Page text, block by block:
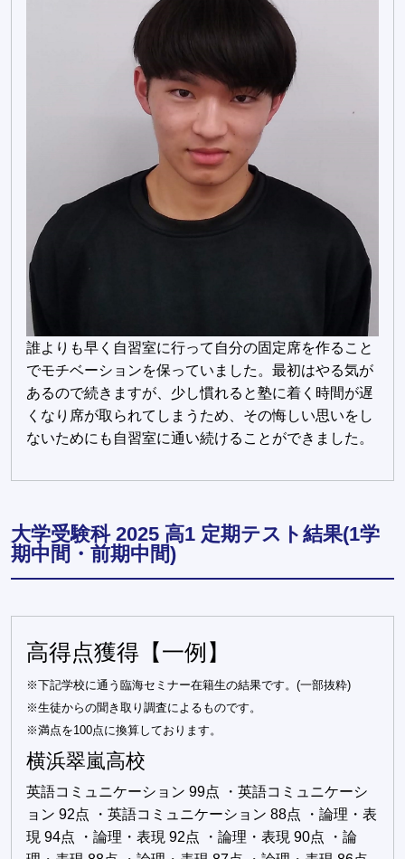
誰よりも早く自習室に行って自分の固定席を作ること
でモチベーションを保っていました。最初はやる気が
あるので続きますが、少し慣れると塾に着く時間が遅
くなり席が取られてしまうため、その悔しい思いをし
ないためにも自習室に通い続けることができました。
大学受験科 2025 高1 定期テスト結果(1学
期中間・前期中間)
高得点獲得【一例】
※下記学校に通う臨海セミナー在籍生の結果です。(一部抜粋)
※生徒からの聞き取り調査によるものです。
※満点を100点に換算しております。
横浜翠嵐高校
英語コミュニケーション 99点 ・英語コミュニケーシ
ョン 92点 ・英語コミュニケーション 88点 ・論理・表
現 94点 ・論理・表現 92点 ・論理・表現 90点 ・論